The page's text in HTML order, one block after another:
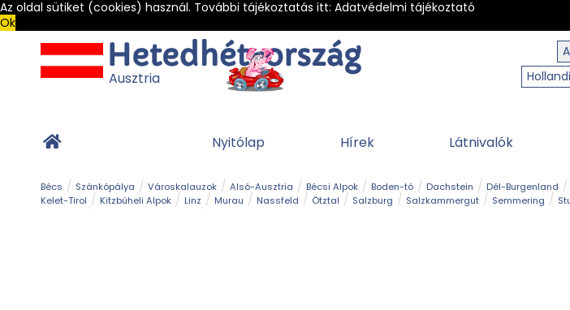
Az oldal sütiket (cookies) használ. További tájékoztatás itt: Adatvédelmi tájékoztató
Ok
Ausztria
Nyitólap Hírek Látnivalók
Bécs Szánkópálya Városkalauzok Alsó-Ausztria Bécsi Alpok Boden-tó Dachstein Dél-Burgenland
Kelet-Tirol
Kitzbüheli Alpok Linz Murau Nassfeld Ötztal Salzburg Salzkammergut Semmering